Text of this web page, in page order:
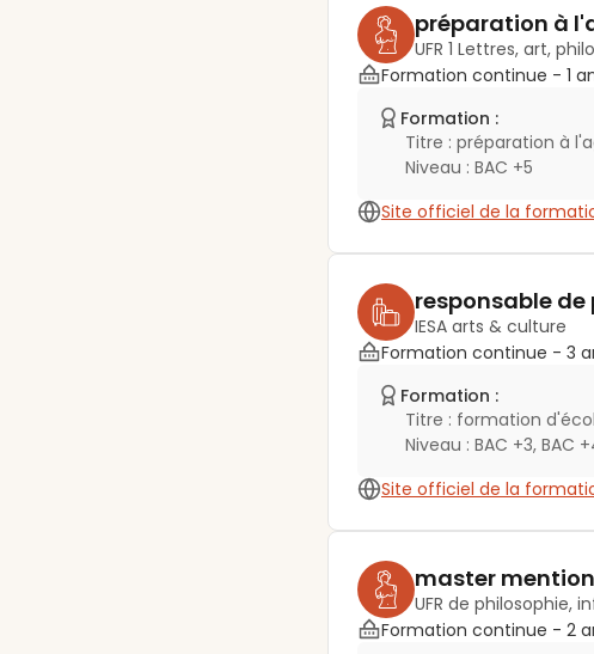
préparation à
UFR 1 Lettres, art,
Formation continue - 1
Formation :
Titre : préparation à
Niveau : BAC +5
Site officiel de la
responsable
IESA arts & culture
Formation continue - 3
Formation :
Titre : formation
Niveau : BAC +3, BAC
Site officiel de la
master
UFR de
Formation continue - 2